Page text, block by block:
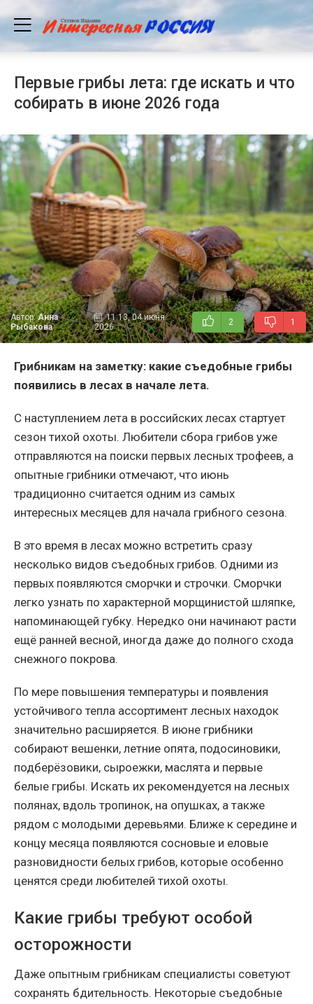
Первые грибы лета: где искать и что
собирать в июне 2026 года
Автор:Анна
Рыбакова
11:13, 04 июня
2026
2 1
Грибникам на заметку: какие съедобные грибы
появились в лесах в начале лета.
С наступлением лета в российских лесах стартует
сезон тихой охоты. Любители сбора грибов уже
отправляются на поиски первых лесных трофеев, а
опытные грибники отмечают, что июнь
традиционно считается одним из самых
интересных месяцев для начала грибного сезона.
В это время в лесах можно встретить сразу
несколько видов съедобных грибов. Одними из
первых появляются сморчки и строчки. Сморчки
легко узнать по характерной морщинистой шляпке,
напоминающей губку. Нередко они начинают расти
ещё ранней весной, иногда даже до полного схода
снежного покрова.
По мере повышения температуры и появления
устойчивого тепла ассортимент лесных находок
значительно расширяется. В июне грибники
собирают вешенки, летние опята, подосиновики,
подберёзовики, сыроежки, маслята и первые
белые грибы. Искать их рекомендуется на лесных
полянах, вдоль тропинок, на опушках, а также
рядом с молодыми деревьями. Ближе к середине и
концу месяца появляются сосновые и еловые
разновидности белых грибов, которые особенно
ценятся среди любителей тихой охоты.
Какие грибы требуют особой
осторожности
Даже опытным грибникам специалисты советуют
сохранять бдительность. Некоторые съедобные